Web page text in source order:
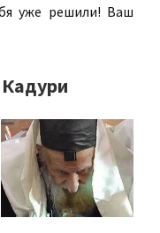
уже решили! Ваш